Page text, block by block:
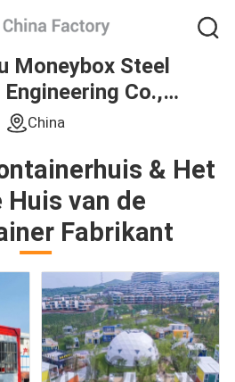
Moneybox Steel
Co.,
Ltd.
China
& Het
van de
Fabrikant